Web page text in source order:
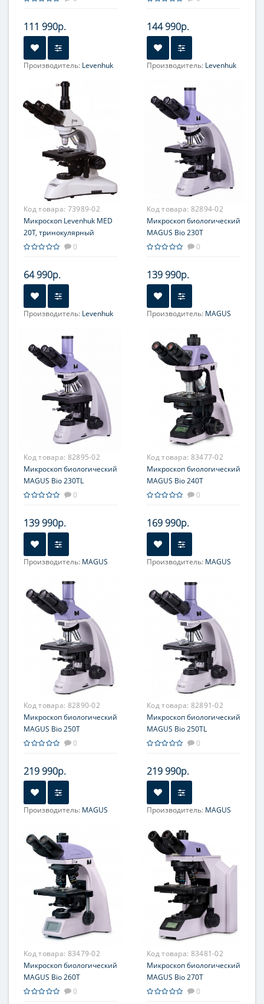
111 990р.
Производитель: Levenhuk
10x, 40x, 100x (масляный)
Увеличение, крат:
400; 1000
Окуляр (ы):PLAN WF10х
Фокусировка:Грубая;
144 990р.
Производитель: Levenhuk
10x, 40x, 100x (масляный)
Увеличение, крат:
100; 200; 400; 800; 1000
Окуляр (ы):WF10х-2шт
Фокусировка:Грубая;
Код товара: 73989-02
Микроскоп Levenhuk MED
20T, тринокулярный
0
64 990р.
Производитель: Levenhuk
Полупланахроматические:
4х, 10х, 40хs, 100хs
(масляный)
Увеличение, крат: 40; 100;
400; 1000
Окуляр (ы):WF 10х/18мм
Фокусировка:Грубая;
Код товара: 82894-02
Микроскоп биологический
MAGUS Bio 230T
0
139 990р.
Производитель: MAGUS
10x/0.25; 40x/0.65;
100x/1.25 МИ; 20x/0.40
*опция
Увеличение, крат: 40; 100;
400; 1000; 1500 *опция;
1600 *опция; 2000 *опция
Окуляр (ы):10x/18 мм
Фокусировка:Грубая;
Код товара: 82895-02
Микроскоп биологический
MAGUS Bio 230TL
0
139 990р.
Производитель: MAGUS
10x/0.25; 40x/0.65;
100x/1.25 МИ; 20x/0.40
*опция
Увеличение, крат:40; 100;
400; 1000; 1500 *опция;
1600 *опция; 2000 *опция
10x/18 мм
Фокусировка:
Грубая;
Код товара: 83477-02
Микроскоп биологический
MAGUS Bio 240T
0
169 990р.
Производитель: MAGUS
коаксиальная, грубая (17
мм, 37,7 мм/оборот, с
механизмами блокировки
и регулировки жесткости)
и тонкая (0,002 мм, 0,2 мм/
Код товара: 82890-02
Микроскоп биологический
MAGUS Bio 250T
0
219 990р.
Производитель: MAGUS
10x/0.25; 40x/0.65;
100x/1.25 МИ; 20x/0.40
*опция
Увеличение, крат: 40; 100;
400; 1000; 1500 *опция;
1600 *опция; 2000 *опция
Окуляр (ы):10x/22 мм
Фокусировка:
Грубая;
Код товара: 82891-02
Микроскоп биологический
MAGUS Bio 250TL
0
219 990р.
Производитель: MAGUS
10x/0.25; 40x/0.65;
100x/1.25 МИ; 20x/0.40
*опция
Увеличение, крат:
40; 100;
400; 1000; 1500 *опция;
1600 *опция; 2000 *опция
Окуляр (ы):10x/22 мм
Фокусировка:
Грубая;
Код товара: 83479-02
Микроскоп биологический
MAGUS Bio 260T
0
Код товара: 83481-02
Микроскоп биологический
MAGUS Bio 270T
0